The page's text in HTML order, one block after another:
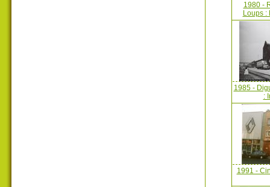
1980 -
Loups :
1985 -
:
1991 -